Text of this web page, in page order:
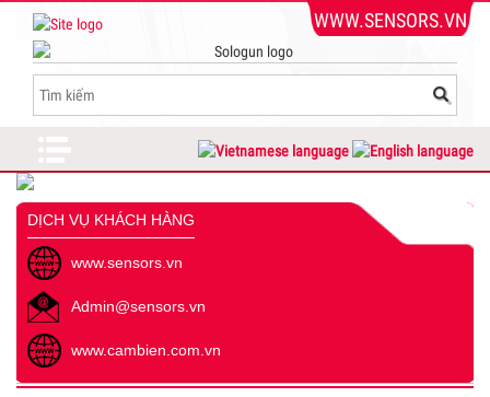
WWW.SENSORS.VN
DỊCH VỤ KHÁCH HÀNG
www.sensors.vn
Admin@sensors.vn
www.cambien.com.vn